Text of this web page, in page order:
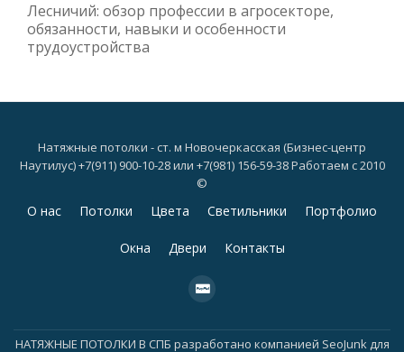
Лесничий: обзор профессии в агросекторе,
обязанности, навыки и особенности
трудоустройства
Натяжные потолки - ст. м Новочеркасская (Бизнес-центр
Наутилус) +7(911) 900-10-28 или +7(981) 156-59-38 Работаем с 2010
©
Дополнительное
О нас Потолки Цвета Светильники Портфолио
Окна Двери Контакты
fa-
cc-
НАТЯЖНЫЕ ПОТОЛКИ В СПБ разработано компанией SeoJunk для